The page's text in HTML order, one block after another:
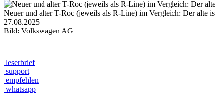
Neuer und alter T-Roc (jeweils als R-Line) im Vergleich: Der alte
27.08.2025
Bild: Volkswagen AG
leserbrief
support
empfehlen
whatsapp